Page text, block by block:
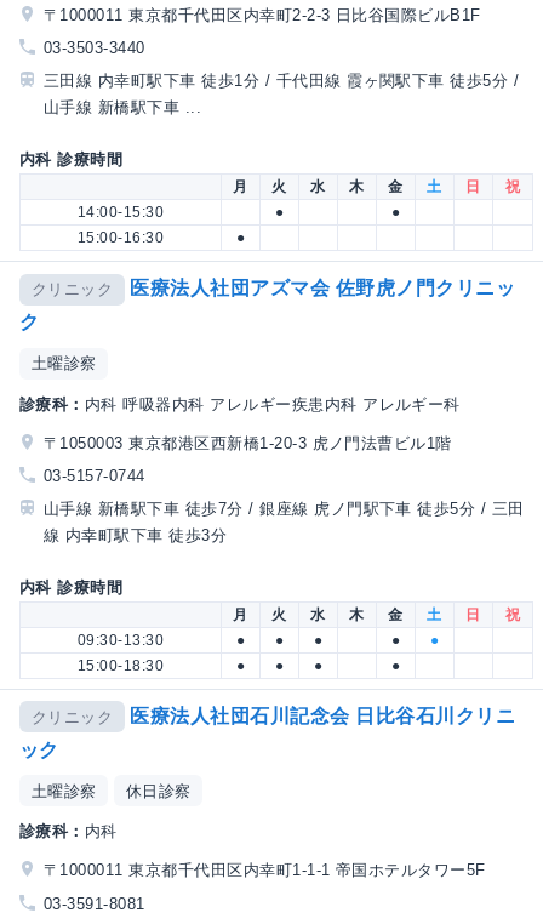
〒1000011 東京都千代田区内幸町2-2-3 日比谷国際ビルB1F
03-3503-3440
三田線 内幸町駅下車 徒歩1分 / 千代田線 霞ヶ関駅下車 徒歩5分 /
山手線 新橋駅下車 ...
内科 診療時間
月 火 水 木 金 土 日
祝
14:00-15:30
●
●
15:00-16:30
●
クリニック
医療法人社団アズマ会 佐野虎ノ門クリニッ
ク
土曜診察
診療科： 内科 呼吸器内科 アレルギー疾患内科 アレルギー科
〒1050003 東京都港区西新橋1-20-3 虎ノ門法曹ビル1階
03-5157-0744
山手線 新橋駅下車 徒歩7分 / 銀座線 虎ノ門駅下車 徒歩5分 / 三田
線 内幸町駅下車 徒歩3分
内科 診療時間
月 火 水 木 金 土 日
祝
09:30-13:30
● ● ● ●
●
15:00-18:30
● ● ● ●
クリニック
医療法人社団石川記念会 日比谷石川クリニ
ック
土曜診察 休日診察
診療科： 内科
〒1000011 東京都千代田区内幸町1-1-1 帝国ホテルタワー5F
03-3591-8081